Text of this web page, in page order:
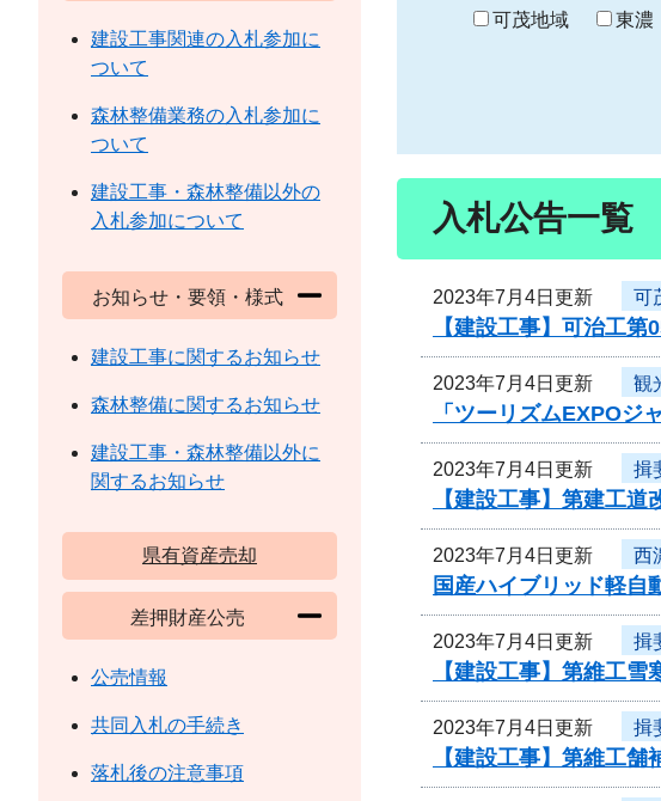
り可茂地域
東濃
入札公告一覧
2023年7月4日更新 可
【建設工事】可治工
2023年7月4日更新 観
「ツーリズムEXPOジ
2023年7月4日更新 揖
【建設工事】第建工
2023年7月4日更新 西
国産ハイブリッド軽自
2023年7月4日更新 揖
【建設工事】第維工
2023年7月4日更新 揖
【建設工事】第維工
建設工事関連の入札参加に
ついて
森林整備業務の入札参加に
ついて
建設工事・森林整備以外の
入札参加について
お知らせ・要領・様式
建設工事に関するお知らせ
森林整備に関するお知らせ
建設工事・森林整備以外に
関するお知らせ
県有資産売却
差押財産公売
公売情報
共同入札の手続き
落札後の注意事項